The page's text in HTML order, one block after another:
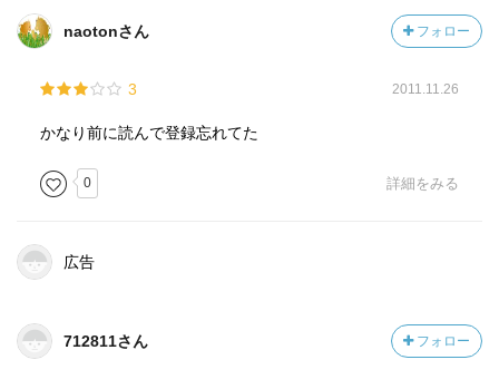
naotonさん フォロー
3 2011.11.26
かなり前に読んで登録忘れてた
0 詳細をみる
広告
712811さん フォロー